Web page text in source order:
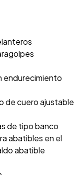
endurecimiento
de cuero ajustable
de tipo banco
abatibles en el
abatible